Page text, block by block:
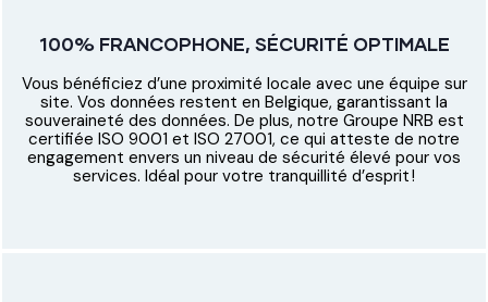
100% FRANCOPHONE, SÉCURITÉ OPTIMALE
Vous bénéficiez d’une proximité locale avec une équipe sur
site. Vos données restent en Belgique, garantissant la
souveraineté des données. De plus, notre Groupe NRB est
certifiée ISO 9001 et ISO 27001, ce qui atteste de notre
engagement envers un niveau de sécurité élevé pour vos
services. Idéal pour votre tranquillité d’esprit !